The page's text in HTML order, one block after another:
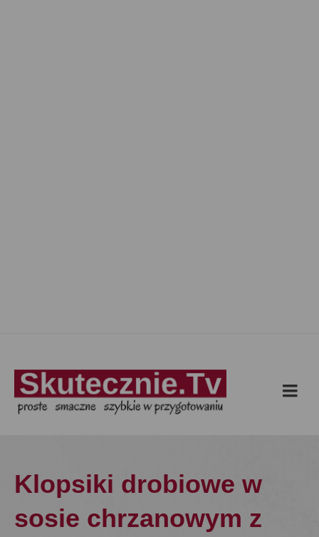
Klopsiki drobiowe w
sosie chrzanowym z